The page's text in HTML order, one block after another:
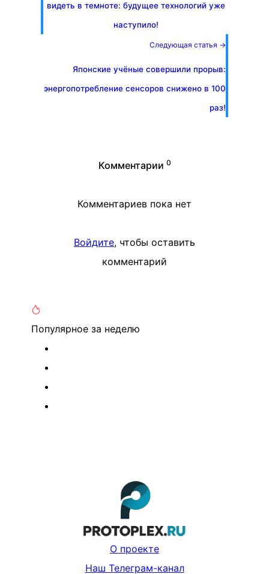
видеть в темноте: будущее технологий уже
наступило!
Следующая статья →
Японские учёные совершили прорыв:
энергопотребление сенсоров снижено в 100
раз!
Комментарии 0
Комментариев пока нет
Войдите, чтобы оставить
комментарий
Популярное за неделю
О проекте
Наш Телеграм-канал